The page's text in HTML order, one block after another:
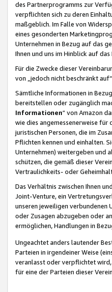
des Partnerprogramms zur
verpflichten sich zu deren
maßgeblich. Im Falle von
eines gesonderten
Unternehmen in Bezug auf das
Ihnen und uns im Hinblick auf
Für die Zwecke dieser
von „jedoch nicht beschränkt
Sämtliche Informationen in
bereitstellen oder zugänglich
Informationen“ von Amazon
wie dies angemessenerweise
juristischen Personen, die im
Pflichten kennen und einhalten.
Unternehmen) weitergeben und
schützen, die gemäß dieser
Vertraulichkeits- oder
Das Verhältnis zwischen Ihnen
Joint-Venture, ein
unseren jeweiligen verbundenen
oder Zusagen abzugeben oder
ermöglichen, Handlungen in
Ungeachtet anders lautender
Parteien in irgendeiner Weise
veranlasst oder verpflichtet
für eine der Parteien dieser